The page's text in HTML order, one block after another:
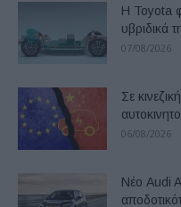
Η Toyota
υβριδικά
07/08/2026
Σε
06/08/2026
Νέο Audi